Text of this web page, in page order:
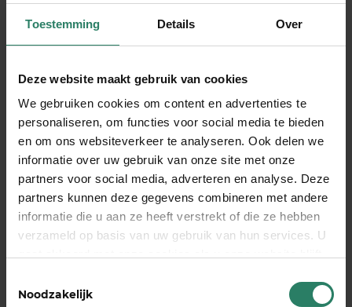
Toestemming Details Over
Deze website maakt gebruik van cookies
We gebruiken cookies om content en advertenties te
personaliseren, om functies voor social media te bieden
en om ons websiteverkeer te analyseren. Ook delen we
informatie over uw gebruik van onze site met onze
partners voor social media, adverteren en analyse. Deze
partners kunnen deze gegevens combineren met andere
informatie die u aan ze heeft verstrekt of die ze hebben
verzameld op basis van uw gebruik van hun services. U
Noodzakelijk
Je een variabel inkomen hebt en weinig
Je werk mentaal intensief is en burn-out een
reëel risico vormt
Je financiële verplichtingen hebt zoals een
hypotheek of gezinsinkomen
Je zekerheid wilt zonder afhankelijk te zijn van
de overheid of een werkgever
Voor ondernemers die net starten, kan een AOV
voelen als een grote stap. Toch geldt: hoe eerder je
een AOV afsluit, hoe lager de premie doorgaans is
en hoe kleiner de kans op uitsluitingen vanwege
bestaande gezondheidsklachten.
Hoe een AOV